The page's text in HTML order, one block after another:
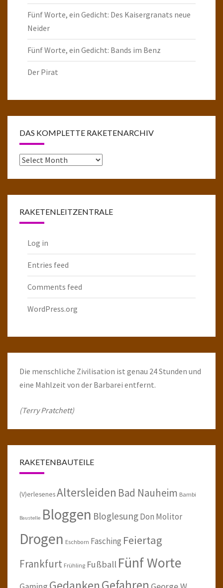
Fünf Worte, ein Gedicht: Des Kaisergranats neue
Neider
Fünf Worte, ein Gedicht: Bands im Benz
Der Pirat
DAS KOMPLETTE RAKETENARCHIV
Das
RAKETENLEITZENTRALE
Log in
Entries feed
Comments feed
WordPress.org
Die menschliche Zivilisation ist genau 24 Stunden und
eine Mahlzeit von der Barbarei entfernt.
(Terry Pratchett)
RAKETENBAUTEILE
(V)erlesenesAltersleiden Bad Nauheim Bambi
Baustelle Bloggen BloglesungDon Molitor
Drogen Eschborn Fasching Feiertag
Frankfurt Frühling Fußball Fünf Worte